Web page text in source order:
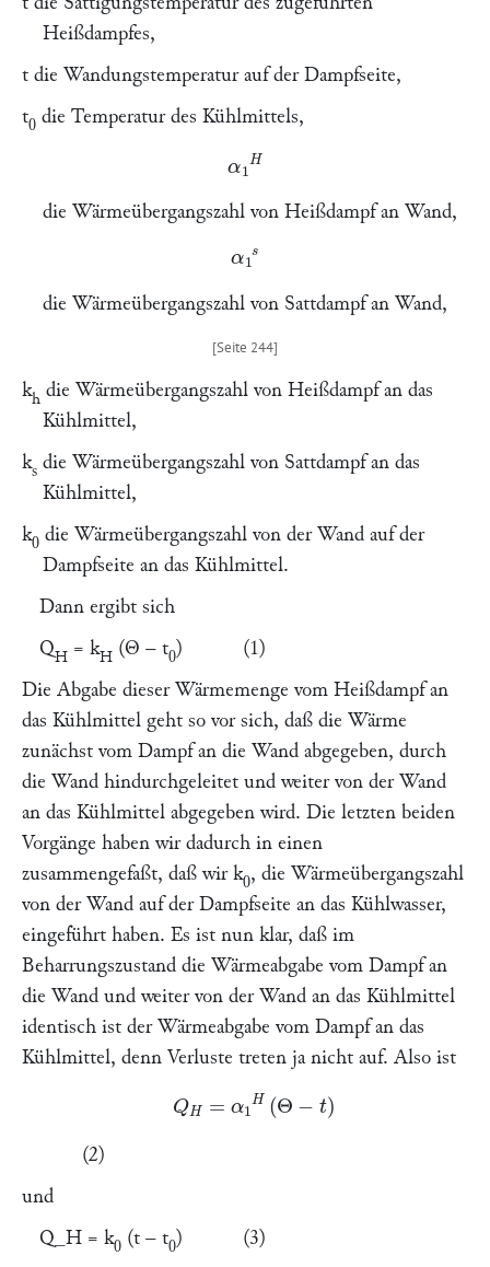
Heißdampfes,
t die Wandungstemperatur auf der Dampfseite,
t0 die Temperatur des Kühlmittels,
H
die Wärmeübergangszahl von Heißdampf an Wand,
α s
die Wärmeübergangszahl von Sattdampf an Wand,
kh die Wärmeübergangszahl von Heißdampf an das
Kühlmittel,
ks die Wärmeübergangszahl von Sattdampf an das
Kühlmittel,
k0 die Wärmeübergangszahl von der Wand auf der
Dampfseite an das Kühlmittel.
Dann ergibt sich
QH = kH (Θ – t0) (1)
Die Abgabe dieser Wärmemenge vom Heißdampf an
das Kühlmittel geht so vor sich, daß die Wärme
zunächst vom Dampf an die Wand abgegeben, durch
die Wand hindurchgeleitet und weiter von der Wand
an das Kühlmittel abgegeben wird. Die letzten beiden
Vorgänge haben wir dadurch in einen
zusammengefaßt, daß wir k0, die Wärmeübergangszahl
von der Wand auf der Dampfseite an das Kühlwasser,
eingeführt haben. Es ist nun klar, daß im
Beharrungszustand die Wärmeabgabe vom Dampf an
die Wand und weiter von der Wand an das Kühlmittel
identisch ist der Wärmeabgabe vom Dampf an das
Kühlmittel, denn Verluste treten ja nicht auf. Also ist
1H (Θ
(2)
und
Q_H = k0 (t – t0) (3)